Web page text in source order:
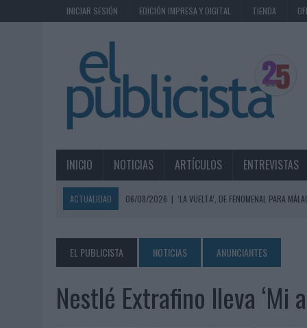
INICIAR SESIÓN EDICIÓN IMPRESA Y DIGITAL TIENDA
INICIO NOTICIAS ARTÍCULOS ENTREVISTAS
ACTUALIDAD 06/08/2026 | ‘LA VUELTA’, DE FENOMENAL PARA
06/08/2026 | LA TELEVISIÓN SIGUE LIDERANDO EL CONSUMO DE
06/08/2026
EL USO DE LA IA GENERATIVA ALCANZA YA AL 62% DE
06/08/2026
SYSTEM1 NOMBRA A KIMBERLY BASTONI COMO NUEVA
EL PUBLICISTA NOTICIAS ANUNCIANTES
Nestlé Extrafino lleva ‘Mi